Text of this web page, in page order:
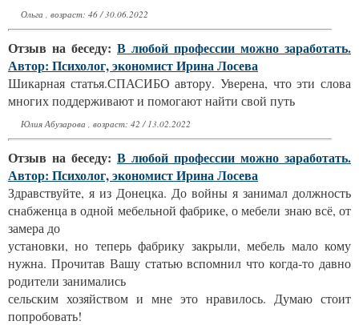
Ольга , возраст: 46 / 30.06.2022
Отзыв на беседу: В любой профессии можно заработать.
Автор: Психолог, экономист Ирина Лосева
Шикарная статья.СПАСИБО автору. Уверена, что эти слова
многих поддерживают и помогают найти свой путь
Юлия Абузарова , возраст: 42 / 13.02.2022
Отзыв на беседу: В любой профессии можно заработать.
Автор: Психолог, экономист Ирина Лосева
Здравствуйте, я из Донецка. До войны я занимал должность
снабженца в одной мебельной фабрике, о мебели знаю всё, от
замера до
установки, но теперь фабрику закрыли, мебель мало кому
нужна. Прочитав Вашу статью вспомнил что когда-то давно
родители занимались
сельским хозяйством и мне это нравилось. Думаю стоит
попробовать!